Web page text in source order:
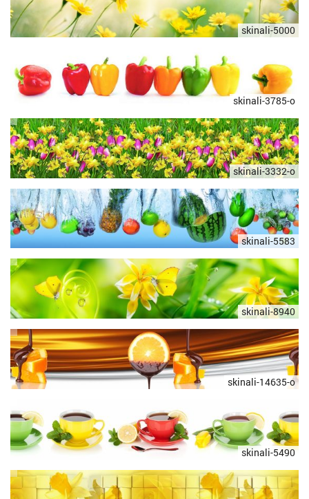
skinali-5000
skinali-3785-o
skinali-3332-o
skinali-5583
skinali-8940
skinali-14635-o
skinali-5490